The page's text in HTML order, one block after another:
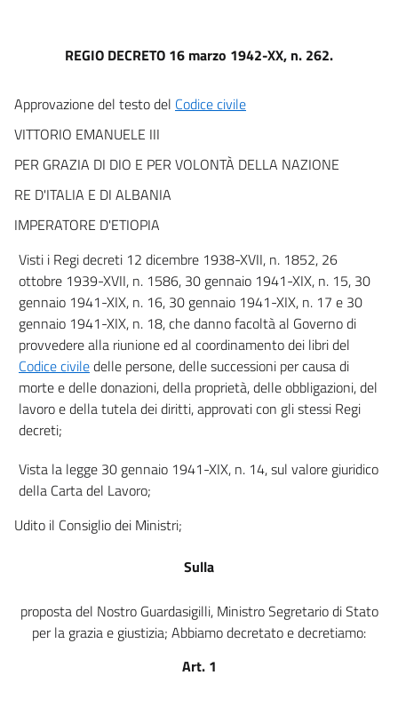
art. 9
Dell'applicazione della legge in generale
art. 13
art. 14
art. 15
art. 16
art. 17
art. 18
art. 19
art. 20
art. 23
art. 25
art. 28
REGIO DECRETO 16 marzo 1942-XX, n. 262.
Approvazione del testo del Codice civile
VITTORIO EMANUELE III
PER GRAZIA DI DIO E PER VOLONTÀ DELLA NAZIONE
RE D'ITALIA E DI ALBANIA
IMPERATORE D'ETIOPIA
Visti i Regi decreti 12 dicembre 1938-XVII, n. 1852, 26
ottobre 1939-XVII, n. 1586, 30 gennaio 1941-XIX, n. 15, 30
gennaio 1941-XIX, n. 16, 30 gennaio 1941-XIX, n. 17 e 30
gennaio 1941-XIX, n. 18, che danno facoltà al Governo di
provvedere alla riunione ed al coordinamento dei libri del
Codice civiledelle persone, delle successioni per causa di
morte e delle donazioni, della proprietà, delle obbligazioni, del
lavoro e della tutela dei diritti, approvati con gli stessi Regi
decreti;
Vista la legge 30 gennaio 1941-XIX, n. 14, sul valore giuridico
della Carta del Lavoro;
Udito il Consiglio dei Ministri;
Sulla
proposta del Nostro Guardasigilli, Ministro Segretario di Stato
per la grazia e giustizia; Abbiamo decretato e decretiamo:
Art. 1